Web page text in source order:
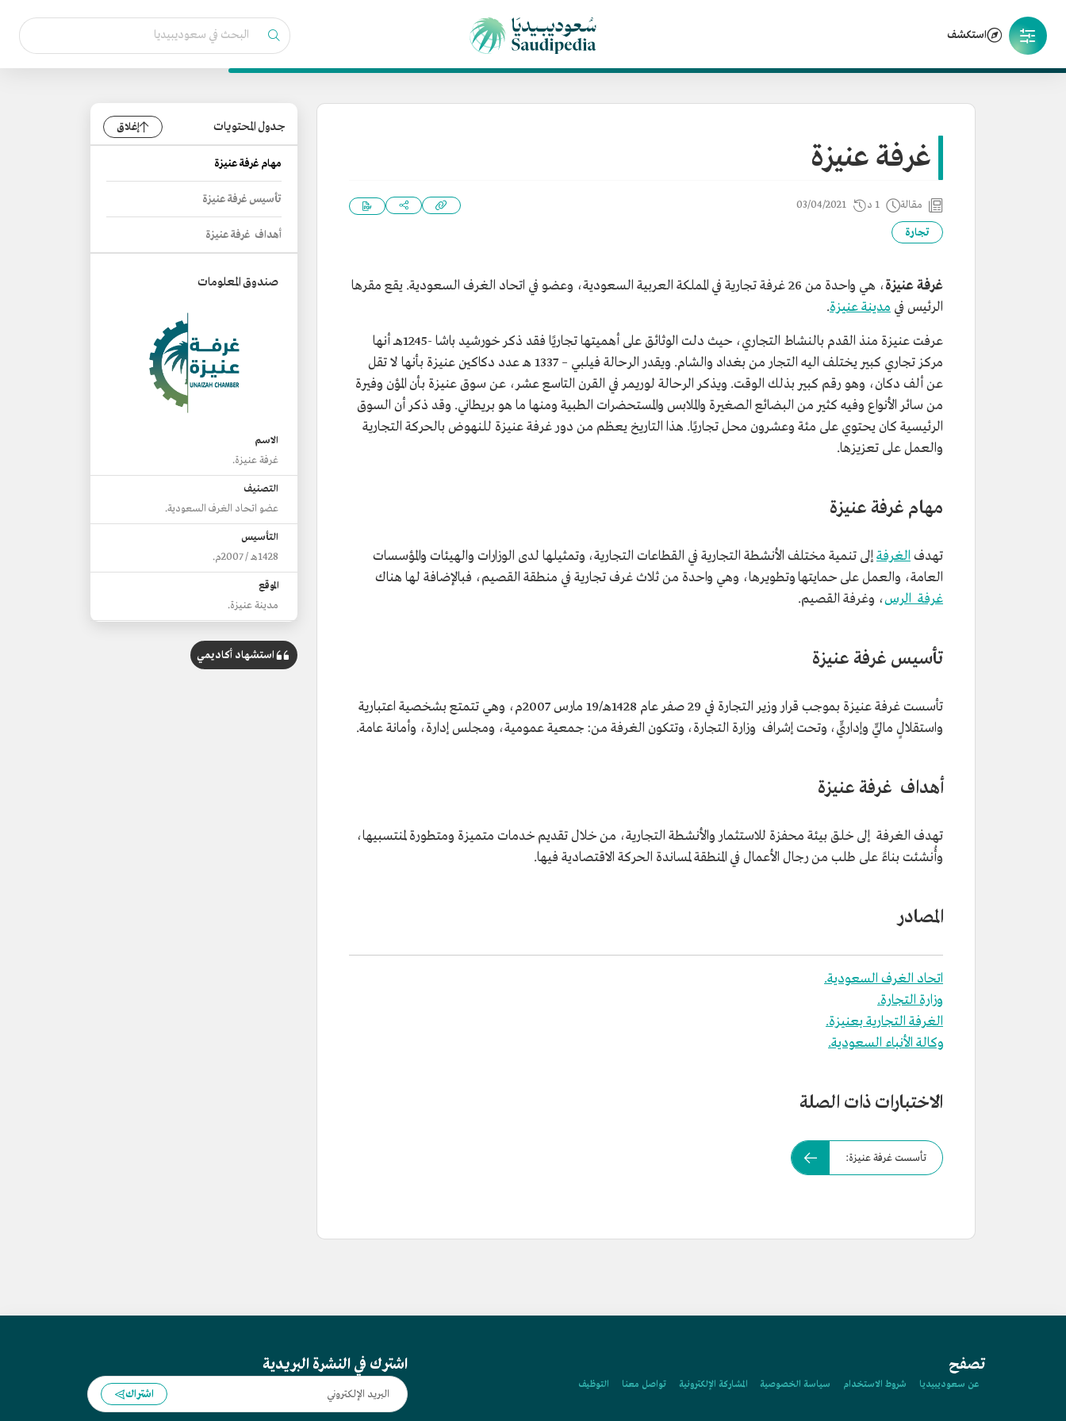
استكشف
غرفة عنيزة
مقالة 1 د 03/04/2021
تجارة
غرفة عنيزة
، هي واحدة من 26 غرفة تجارية في المملكة العربية السعودية، وعضو في اتحاد الغرف السعودية. يقع مقرها
الرئيس في مدينة عنيزة.
عرفت عنيزة منذ القدم بالنشاط التجاري، حيث دلت الوثائق على أهميتها تجاريًا فقد ذكر خورشيد باشا -1245هــ أنها
مركز تجاري كبير يختلف اليه التجار من بغداد والشام. ويقدر الرحالة فيلبي – 1337 هـ عدد دكاكين عنيزة بأنها لا تقل
عن ألف دكان، وهو رقم كبير بذلك الوقت. ويذكر الرحالة لوريمر في القرن التاسع عشر، عن سوق عنيزة بأن المؤن وفيرة
من سائر الأنواع وفيه كثير من البضائع الصغيرة والملابس والمستحضرات الطبية ومنها ما هو بريطاني. وقد ذكر أن السوق
الرئيسية كان يحتوي على مئة وعشرون محل تجاريًا. هذا التاريخ يعظم من دور غرفة عنيزة للنهوض بالحركة التجارية
والعمل على تعزيزها.
مهام غرفة عنيزة
تهدف الغرفةإلى تنمية مختلف الأنشطة التجارية في القطاعات التجارية، وتمثيلها لدى الوزارات والهيئات والمؤسسات
العامة، والعمل على حمايتها وتطويرها، وهي واحدة من ثلاث غرف تجارية في منطقة القصيم، فبالإضافة لها هناك
غرفة الرس، وغرفة القصيم.
تأسيس غرفة عنيزة
تأسست غرفة عنيزة بموجب قرار وزير التجارة في 29 صفر عام 1428هـ/19 مارس 2007م، وهي تتمتع بشخصية اعتبارية
واستقلالٍ ماليٍّ وإداريٍّ، وتحت إشراف وزارة التجارة، وتتكون الغرفة من: جمعية عمومية، ومجلس إدارة، وأمانة عامة.
أهداف غرفة عنيزة
تهدف الغرفة إلى خلق بيئة محفزة للاستثمار والأنشطة التجارية، من خلال تقديم خدمات متميزة ومتطورة لمنتسبيها،
وأُنشئت بناءً على طلب من رجال الأعمال في المنطقة لمساندة الحركة الاقتصادية فيها.
المصادر
اتحاد الغرف السعودية.
وزارة التجارة.
الغرفة التجارية بعنيزة.
وكالة الأنباء السعودية.
الاختبارات ذات الصلة
تأسست غرفة عنيزة:
جدول المحتويات إغلاق
مهام غرفة عنيزة
تأسيس غرفة عنيزة
أهداف غرفة عنيزة
صندوق المعلومات
الاسم
غرفة عنيزة.
التصنيف
عضو اتحاد الغرف السعودية.
التأسيس
1428هـ / 2007م.
الموقع
مدينة عنيزة.
وزارة التجارة.
استشهاد أكاديمي
تصفح
عن سعوديبيديا شروط الاستخدام سياسة الخصوصية المشاركة الإلكترونية تواصل معنا التوظيف
اشترك في النشرة البريدية
اشتراك